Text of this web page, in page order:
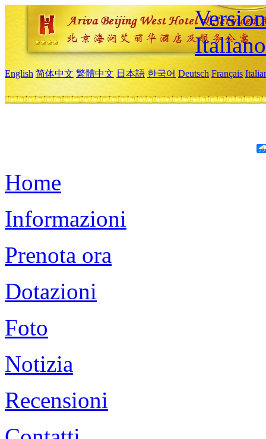
Italiano
English 简体中文 繁體中文 日本語 한국어 Deutsch Français
Home
Informazioni
Prenota ora
Dotazioni
Foto
Notizia
Recensioni